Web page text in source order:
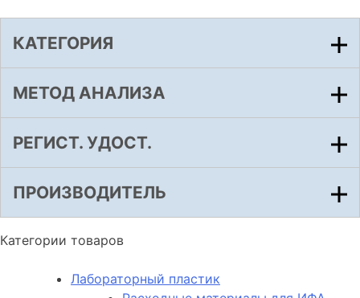
КАТЕГОРИЯ
МЕТОД АНАЛИЗА
РЕГИСТ. УДОСТ.
ПРОИЗВОДИТЕЛЬ
Категории товаров
Лабораторный пластик